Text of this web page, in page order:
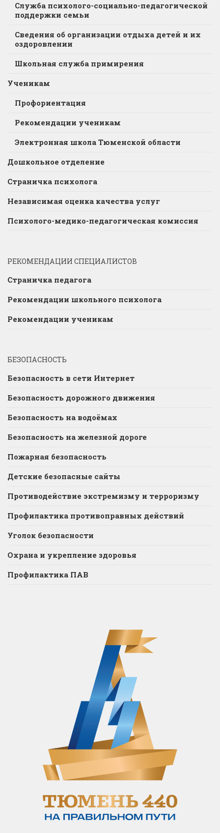
Служба психолого-социально-педагогической
поддержки семьи
Сведения об организации отдыха детей и их
оздоровлении
Школьная служба примирения
Ученикам
Профориентация
Рекомендации ученикам
Электронная школа Тюменской области
Дошкольное отделение
Страничка психолога
Независимая оценка качества услуг
Психолого-медико-педагогическая комиссия
РЕКОМЕНДАЦИИ СПЕЦИАЛИСТОВ
Страничка педагога
Рекомендации школьного психолога
Рекомендации ученикам
БЕЗОПАСНОСТЬ
Безопасность в сети Интернет
Безопасность дорожного движения
Безопасность на водоёмах
Безопасность на железной дороге
Пожарная безопасность
Детские безопасные сайты
Противодействие экстремизму и терроризму
Профилактика противоправных действий
Уголок безопасности
Охрана и укрепление здоровья
Профилактика ПАВ